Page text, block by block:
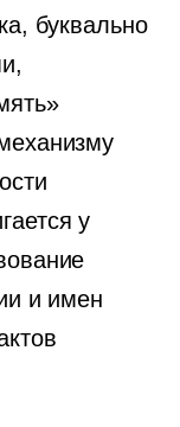
буквально
у
и имен